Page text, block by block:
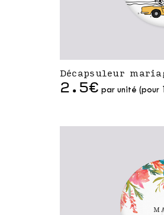
Décapsuleur
2.5€ par unité (pour